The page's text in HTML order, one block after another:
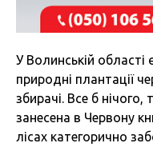
У Волинській області
природні плантації
збирачі. Все б
занесена в Червону
лісах категорично